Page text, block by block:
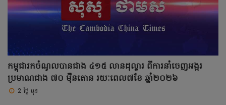
កម្ពុជារកចំណូលបានជាង ៤១៥ លានដុល្លារ ពីការនាំចេញអង្ករ
ប្រមាណជាង ៧០ ម៉ឺនតោន រយៈពេល៧ខែ ឆ្នាំ២០២៦
2 ថ្ងៃ មុន